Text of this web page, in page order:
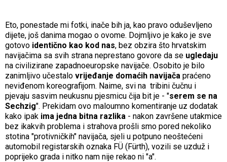
Eto, ponestade mi fotki, inače bih ja, kao pravo oduševljeno
dijete, još danima mogao o ovome. Dojmljivo je kako je sve
gotovo identično kao kod nas, bez obzira što hrvatskim
navijačima sa svih strana neprestano govore da se ugledaju
na civilizirane zapadnoeuropske navijače. Osobito je bilo
zanimljivo učestalo vrijeđanje domaćih navijača praćeno
neviđenom koreografijom. Naime, svi na tribini čučnu i
pjevaju sasvim neukusnu pjesmicu čija bit je - "serem se na
Sechzig". Prekidam ovo maloumno komentiranje uz dodatak
kako ipak ima jedna bitna razlika - nakon završene utakmice
bez ikakvih problema i strahova prošli smo pored nekoliko
stotina "protivničkih" navijača, sjeli u potpuno neoštećeni
automobil registarskih oznaka FÜ (Fürth), vozili se uzduž i
poprijeko grada i nitko nam nije rekao ni "a".